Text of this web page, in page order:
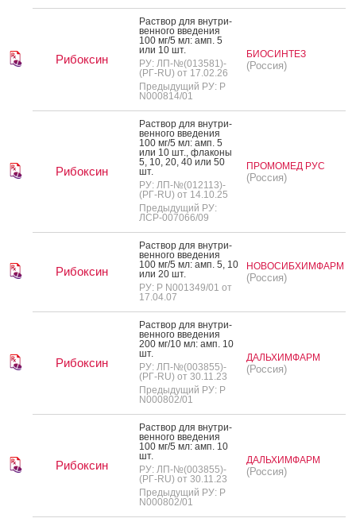
Рибоксин
Рас­твор для внут­ри­
вен­но­го вве­дения
100 мг/5 мл: амп. 5
или 10 шт.
РУ: ЛП-№(013581)-
(РГ-RU) от 17.02.26
Предыдущий РУ: Р
N000814/01
БИОСИНТЕЗ
(Россия)
Рибоксин
Рас­твор для внут­ри­
вен­но­го вве­дения
100 мг/5 мл: амп. 5
или 10 шт., фла­коны
5, 10, 20, 40 или 50
шт.
РУ: ЛП-№(012113)-
(РГ-RU) от 14.10.25
Предыдущий РУ:
ЛСР-007066/09
ПРОМОМЕД РУС
(Россия)
Рибоксин
Рас­твор для внут­ри­
вен­но­го вве­дения
100 мг/5 мл: амп. 5, 10
или 20 шт.
РУ: Р N001349/01 от
17.04.07
НОВОСИБХИМФАРМ
(Россия)
Рибоксин
Рас­твор для внут­ри­
вен­но­го вве­дения
200 мг/10 мл: амп. 10
шт.
РУ: ЛП-№(003855)-
(РГ-RU) от 30.11.23
Предыдущий РУ: Р
N000802/01
ДАЛЬХИМФАРМ
(Россия)
Рибоксин
Рас­твор для внут­ри­
вен­но­го вве­дения
100 мг/5 мл: амп. 10
шт.
РУ: ЛП-№(003855)-
(РГ-RU) от 30.11.23
Предыдущий РУ: Р
N000802/01
ДАЛЬХИМФАРМ
(Россия)